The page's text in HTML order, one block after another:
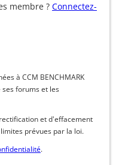
membre ? Connectez-
à CCM BENCHMARK
ses forums et les
et d'effacement
prévues par la loi.
.